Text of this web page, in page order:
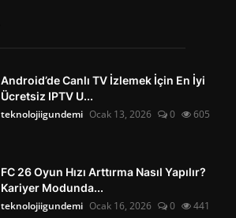
Android’de Canlı TV İzlemek İçin En İyi
Ücretsiz IPTV U...
teknolojiigundemi Ocak 13, 2026 0 605
FC 26 Oyun Hızı Arttırma Nasıl Yapılır?
Kariyer Modunda...
teknolojiigundemi Ocak 16, 2026 0 441